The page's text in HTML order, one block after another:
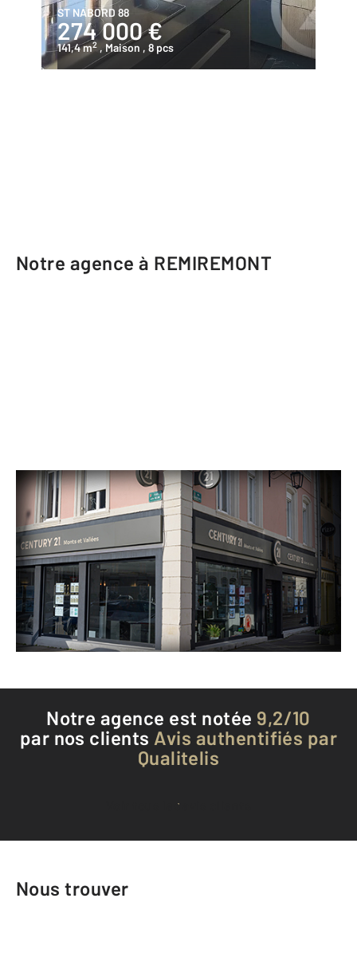
ST NABORD 88
274 000 €
141,4 m2 , Maison , 8 pcs
Notre agence à REMIREMONT
CENTURY 21 Monts et Vallées
126 rue Charles de Gaulle
REMIREMONT - 88200
Envoyer un message
Téléphoner à l'agence
Notre agence est notée 9,2/10
par nos clients Avis authentifiés par
Qualitelis
Voir tous les avis clients
Nous trouver